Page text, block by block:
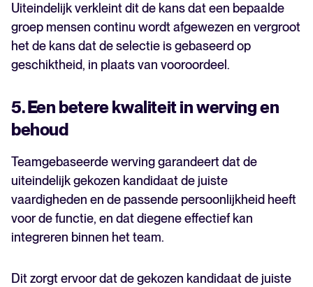
Uiteindelijk verkleint dit de kans dat een bepaalde
groep mensen continu wordt afgewezen en vergroot
het de kans dat de selectie is gebaseerd op
geschiktheid, in plaats van vooroordeel.
5. Een betere kwaliteit in werving en
behoud
Teamgebaseerde werving garandeert dat de
uiteindelijk gekozen kandidaat de juiste
vaardigheden en de passende persoonlijkheid heeft
voor de functie, en dat diegene effectief kan
integreren binnen het team.
Dit zorgt ervoor dat de gekozen kandidaat de juiste